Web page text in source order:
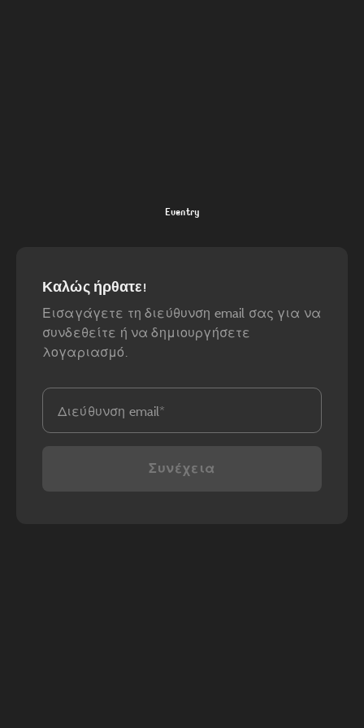
Eventry
Καλώς ήρθατε!
Εισαγάγετε τη διεύθυνση email σας για να
συνδεθείτε ή να δημιουργήσετε
λογαριασμό.
Διεύθυνση email
Συνέχεια